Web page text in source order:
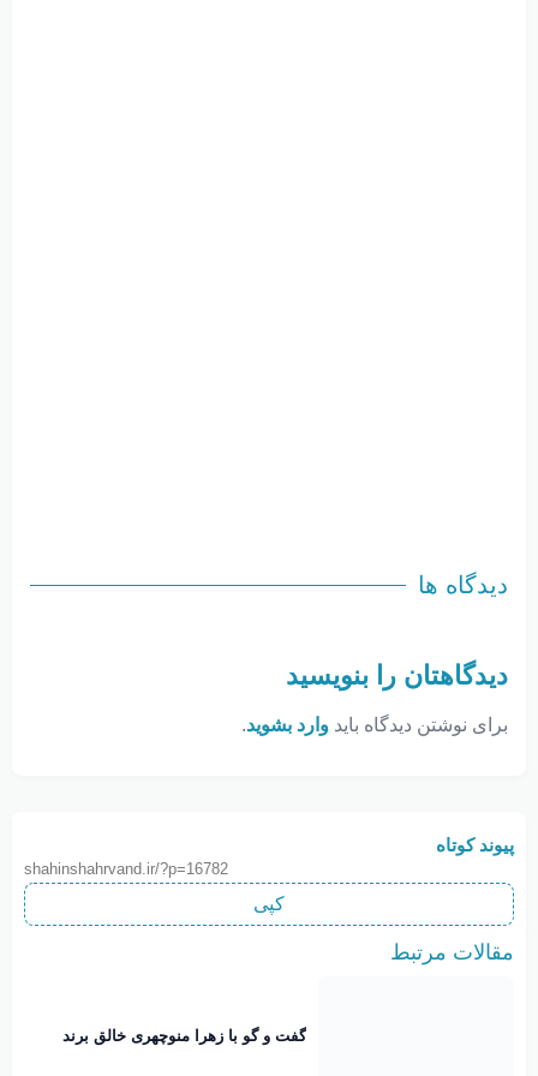
دیدگاه ها
دیدگاهتان را بنویسید
برای نوشتن دیدگاه باید وارد بشوید.
پیوند کوتاه
shahinshahrvand.ir/?p=16782
کپی
مقالات مرتبط
گفت و گو با زهرا منوچهری خالق برند